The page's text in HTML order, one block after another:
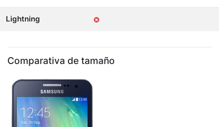
Lightning
Comparativa de tamaño